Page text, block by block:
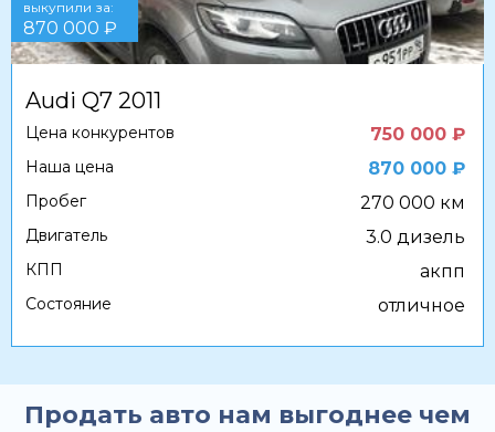
выкупили за:
870 000 ₽
Audi Q7 2011
Цена конкурентов 750 000 ₽
Наша цена 870 000 ₽
Пробег 270 000 км
Двигатель 3.0 дизель
КПП акпп
Состояние отличное
Продать авто нам выгоднее чем